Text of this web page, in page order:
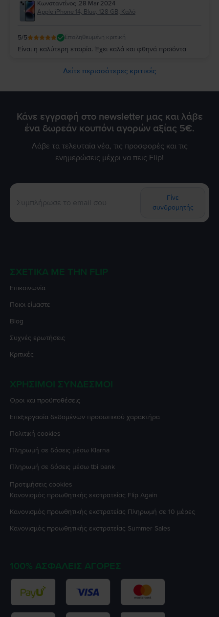
Κωνσταντίνος ,28 Mar 2024
Apple iPhone 14, Blue, 128 GB, Καλό
5/5 Επαληθευμένη κριτική
Είναι η καλύτερη εταιρία. Έχει καλά και φθηνά προϊόντα
Δείτε περισσότερες κριτικές
Κάνε εγγραφή στο newsletter μας και λάβε
ένα δωρεάν κουπόνι αγορών αξίας 5€.
Λάβε τα τελευταία νέα, τις προσφορές και τις
ενημερώσεις μέχρι να πεις Flip!
Γίνε
συνδρομητής
ΣΧΕΤΙΚΆ ΜΕ ΤΗΝ FLIP
Επικοινωνία
Ποιοι είμαστε
Blog
Συχνές ερωτήσεις
Κριτικές
ΧΡΉΣΙΜΟΙ ΣΎΝΔΕΣΜΟΙ
Όροι και προϋποθέσεις
Επεξεργασία δεδομένων προσωπικού χαρακτήρα
Πολιτική cookies
Πληρωμή σε δόσεις μέσω Klarna
Πληρωμή σε δόσεις μέσω tbi bank
Προτιμήσεις cookies
Κανονισμός προωθητικής εκστρατείας Flip Again
Κανονισμός προωθητικής εκστρατείας Πληρωμή σε 10 μέρες
Κανονισμός προωθητικής εκστρατείας Summer Sales
100% ΑΣΦΑΛΕΊΣ ΑΓΟΡΈΣ